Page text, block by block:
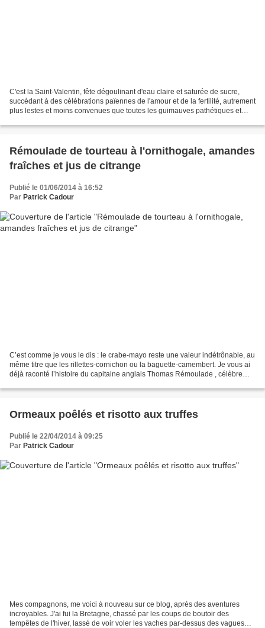
C'est la Saint-Valentin, fête dégoulinant d'eau claire et saturée de sucre,
succédant à des célébrations païennes de l'amour et de la fertilité, autrement
plus lestes et moins convenues que toutes les guimauves pathétiques et
Rémoulade de tourteau à l'ornithogale, amandes
fraîches et jus de citrange
Publié le 01/06/2014 à 16:52
Par Patrick Cadour
C’est comme je vous le dis : le crabe-mayo reste une valeur indétrônable, au
même titre que les rillettes-cornichon ou la baguette-camembert. Je vous ai
déjà raconté l’histoire du capitaine anglais Thomas Rémoulade , célèbre
Ormeaux poêlés et risotto aux truffes
Publié le 22/04/2014 à 09:25
Par Patrick Cadour
Mes compagnons, me voici à nouveau sur ce blog, après des aventures
incroyables. J'ai fui la Bretagne, chassé par les coups de boutoir des
tempêtes de l'hiver, lassé de voir voler les vaches par-dessus des vagues